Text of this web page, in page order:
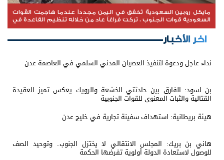
مايكل روبين ‏السعودية تُخفق في اليمن مجدداً عندما هاجمت القوات
السعودية قوات الجنوب ، تركت فراغاً عاد من خلاله تنظيم القاعدة في
اخر الأخبار
نداء عاجل ودعوة لتنفيذ العصيان المدني السلمي في العاصمة عدن
بن لسود: الفارق بين حادثتي الخشعة والرويك يعكس تميز العقيدة
القتالية والثبات المعنوي للقوات الجنوبية
هيئة بريطانية: استهداف سفينة تجارية في خليج عدن
هاني بن بريك: المجلس الانتقالي لا يختزل الجنوب.. وتوحيد الصف
للوصول لاستعادة الدولة أولوية تفرضها الحكمة